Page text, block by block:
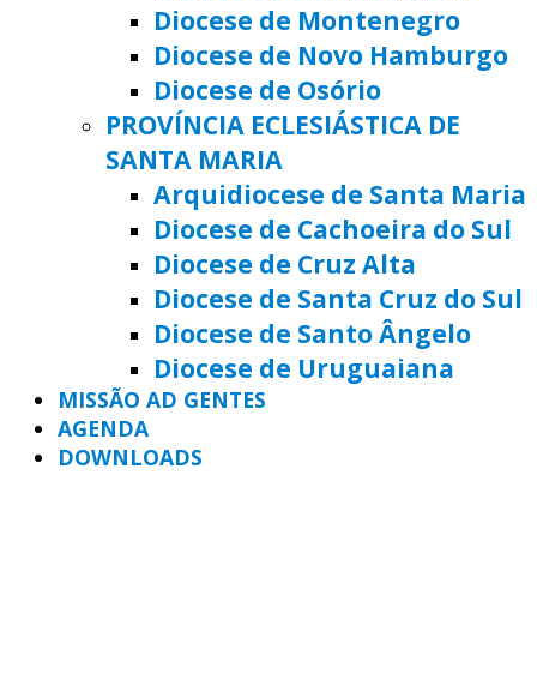
Diocese de Montenegro
Diocese de Novo Hamburgo
Diocese de Osório
PROVÍNCIA ECLESIÁSTICA DE
SANTA MARIA
Arquidiocese de Santa Maria
Diocese de Cachoeira do Sul
Diocese de Cruz Alta
Diocese de Santa Cruz do Sul
Diocese de Santo Ângelo
Diocese de Uruguaiana
MISSÃO AD GENTES
AGENDA
DOWNLOADS